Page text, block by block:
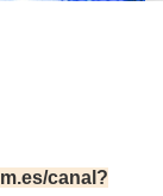
canal?